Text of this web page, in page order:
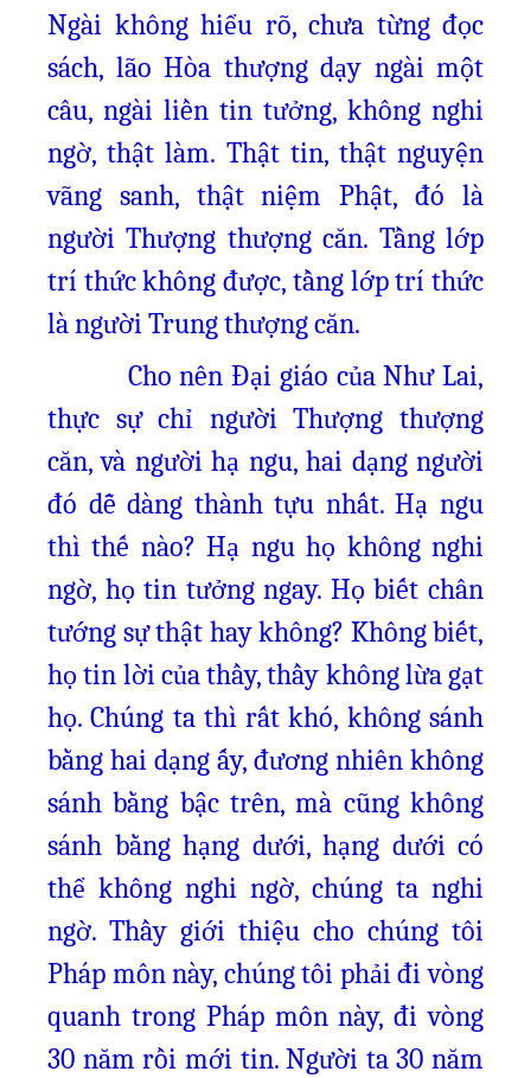
Ngài không hiểu rõ, chưa từng đọc
sách, lão Hòa thượng dạy ngài một
câu, ngài liền tin tưởng, không nghi
ngờ, thật làm. Thật tin, thật nguyện
vãng sanh, thật niệm Phật, đó là
người Thượng thượng căn. Tầng lớp
trí thức không được, tầng lớp trí thức
là người Trung thượng căn.
Cho nên Đại giáo của Như Lai,
thực sự chỉ người Thượng thượng
căn, và người hạ ngu, hai dạng người
đó dễ dàng thành tựu nhất. Hạ ngu
thì thế nào? Hạ ngu họ không nghi
ngờ, họ tin tưởng ngay. Họ biết chân
tướng sự thật hay không? Không biết,
họ tin lời của thầy, thầy không lừa gạt
họ. Chúng ta thì rất khó, không sánh
bằng hai dạng ấy, đương nhiên không
sánh bằng bậc trên, mà cũng không
sánh bằng hạng dưới, hạng dưới có
thể không nghi ngờ, chúng ta nghi
ngờ. Thầy giới thiệu cho chúng tôi
Pháp môn này, chúng tôi phải đi vòng
quanh trong Pháp môn này, đi vòng
30 năm rồi mới tin. Người ta 30 năm